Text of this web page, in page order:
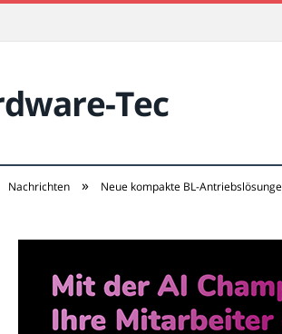
Tec
Nachrichten » Neue kompakte BL-